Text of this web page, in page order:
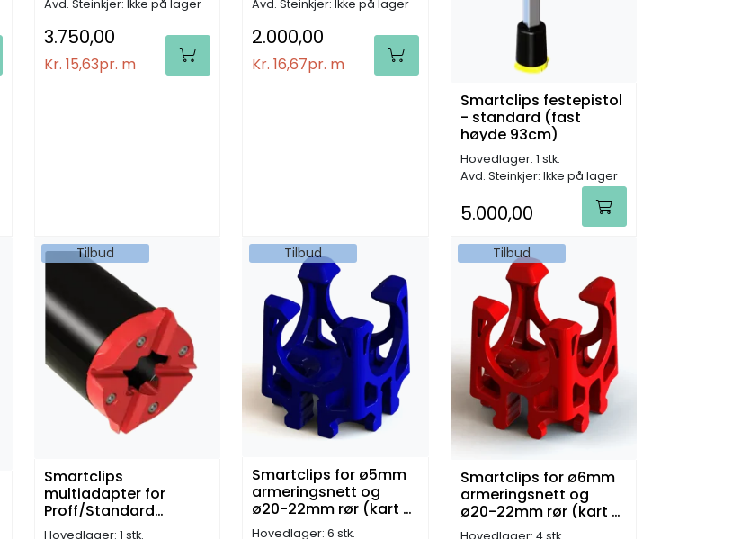
Avd. Steinkjer: Ikke på lager
3.750,00
Kr. 15,63pr. m
Avd. Steinkjer: Ikke på lager
2.000,00
Kr. 16,67pr. m
Smartclips festepistol
- standard (fast
høyde 93cm)
Hovedlager: 1 stk.
Avd. Steinkjer: Ikke på lager
5.000,00
Tilbud
Smartclips
multiadapter for
Proff/Standard
festespistol og ø6mm
Hovedlager: 1 stk.
Tilbud
Smartclips for ø5mm
armeringsnett og
ø20-22mm rør (kart a
1280 stk)
Hovedlager: 6 stk.
Tilbud
Smartclips for ø6mm
armeringsnett og
ø20-22mm rør (kart a
1280 stk)
Hovedlager: 4 stk.